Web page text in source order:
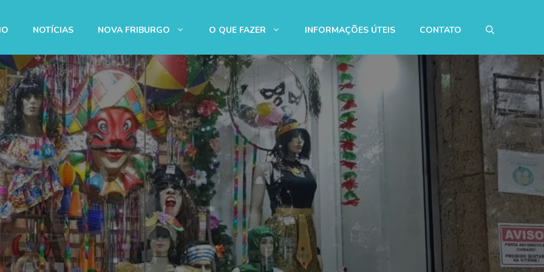
NOTÍCIAS NOVA FRIBURGO O QUE FAZER INFORMAÇÕES ÚTEIS CONTATO